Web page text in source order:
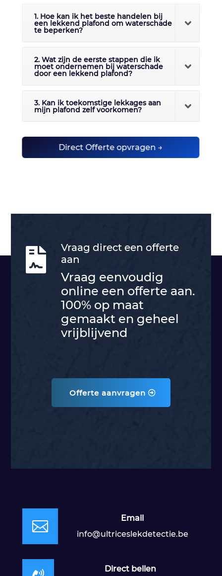
1. Hoe kan ik het beste handelen bij
een lekkend plafond om waterschade
te beperken?
2. Wat zijn de eerste stappen die ik
moet ondernemen bij waterschade
door een lekkend plafond?
3. Kan ik toekomstige lekkages aan
mijn plafond zelf voorkomen?
Direct Offerte opvragen →

Vraag direct een offerte
aan
Vraag eenvoudig
online een offerte aan.
100% op maat
gemaakt en geheel
vrijblijvend
Offerte aanvragen

Email
info@ultriceslekdetectie.be
Direct bellen